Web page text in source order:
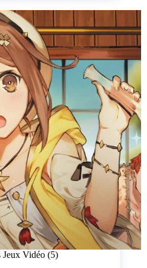
Jeux Vidéo (5)